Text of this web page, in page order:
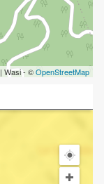
| Wasi - ©OpenStreetMap